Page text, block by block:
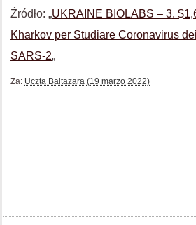
Źródło: „UKRAINE BIOLABS – 3.
Kharkov per Studiare Coronavirus
SARS-2„
Za: Uczta Baltazara (19 marzo 2022)
.